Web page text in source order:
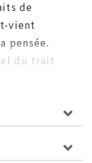
de
vient
pensée.
du trait
précède
pour